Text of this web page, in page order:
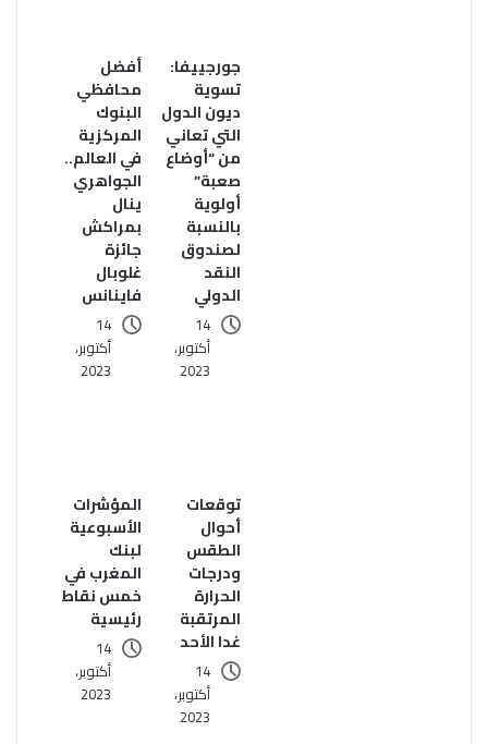
جورجييفا:
تسوية
ديون الدول
التي تعاني
من “أوضاع
صعبة”
أولوية
بالنسبة
لصندوق
النقد
الدولي
14
أكتوبر،
2023
أفضل
محافظي
البنوك
المركزية
في العالم..
الجواهري
ينال
بمراكش
جائزة
غلوبال
فاينانس
14
أكتوبر،
2023
توقعات
أحوال
الطقس
ودرجات
الحرارة
المرتقبة
غدا الأحد
14
أكتوبر،
2023
المؤشرات
الأسبوعية
لبنك
المغرب في
خمس نقاط
رئيسية
14
أكتوبر،
2023